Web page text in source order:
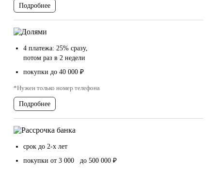
Подробнее
4 платежа: 25% сразу,
потом раз в 2 недели
покупки до 40 000 ₽
*Нужен только номер телефона
Подробнее
срок до 2-х лет
покупки от 3 000 до 500 000 ₽